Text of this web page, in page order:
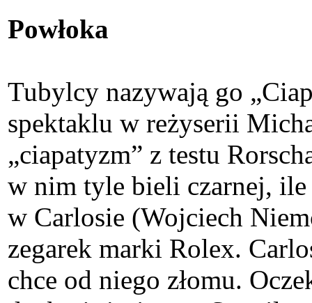
Powłoka
Tubylcy nazywają go
spektaklu w reżyserii
„ciapatyzm” z testu
w nim tyle bieli czarnej,
w Carlosie (Wojciech
zegarek marki Rolex.
chce od niego złomu.